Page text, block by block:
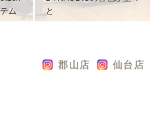
ム
と
郡山店 仙台店